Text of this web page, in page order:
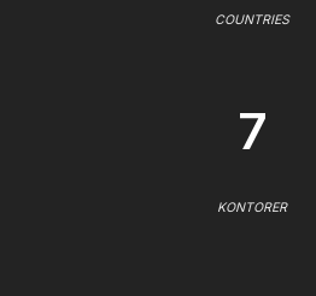
COUNTRIES
7
KONTORER